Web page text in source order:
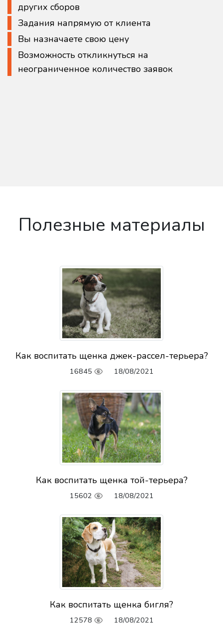
других сборов
Задания напрямую от клиента
Вы назначаете свою цену
Возможность откликнуться на
неограниченное количество заявок
Полезные материалы
Как воспитать щенка джек-рассел-терьера?
16845 18/08/2021
Как воспитать щенка той-терьера?
15602 18/08/2021
Как воспитать щенка бигля?
12578 18/08/2021